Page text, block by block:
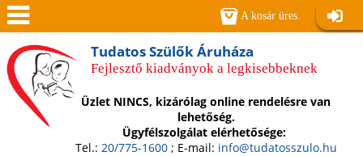
Jump to navigation
Tudatos Szülők Áruháza
Fejlesztő kiadványok a legkisebbeknek
Üzlet NINCS, kizárólag online rendelésre van
lehetőség.
Ügyfélszolgálat elérhetősége:
Tel.: 20/775-1600; E-mail: info@tudatosszulo.hu
A kosár üres.
Men
ü